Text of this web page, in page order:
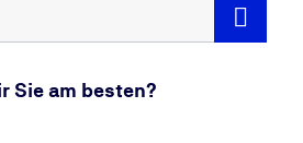
Sie am besten?